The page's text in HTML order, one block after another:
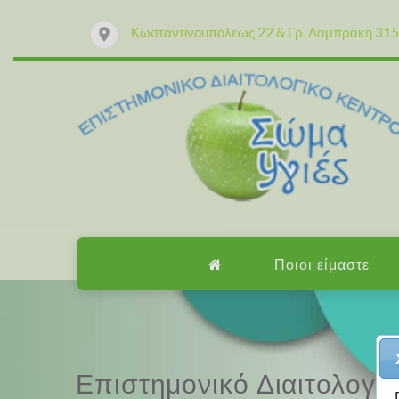
Κωσταντινουπόλεως 22 & Γρ. Λαμπράκη 315
Ποιοι είμαστε
Επαγγελματισμός,
Επιστημονικό
Επαγγελματισμός,
Επιστημονικό